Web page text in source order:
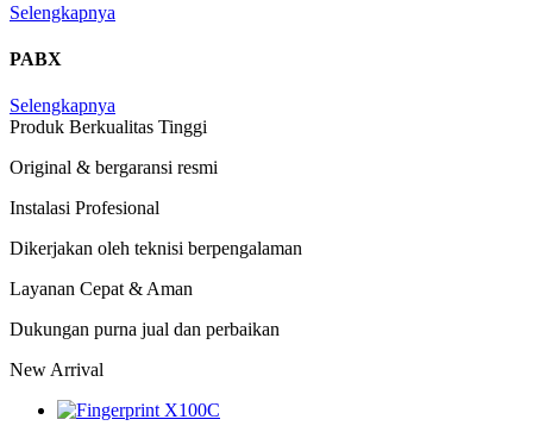
Selengkapnya
PABX
Selengkapnya
Produk Berkualitas Tinggi
Original & bergaransi resmi
Instalasi Profesional
Dikerjakan oleh teknisi berpengalaman
Layanan Cepat & Aman
Dukungan purna jual dan perbaikan
New Arrival